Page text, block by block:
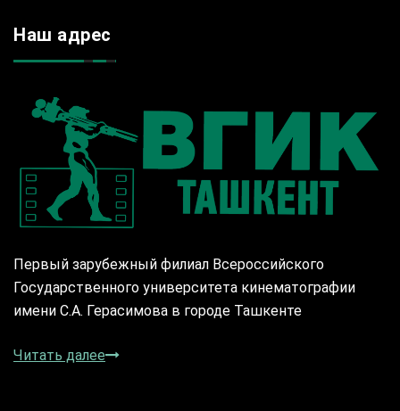
Наш адрес
Первый зарубежный филиал Всероссийского
Государственного университета кинематографии
имени С.А. Герасимова в городе Ташкенте
Читать далее